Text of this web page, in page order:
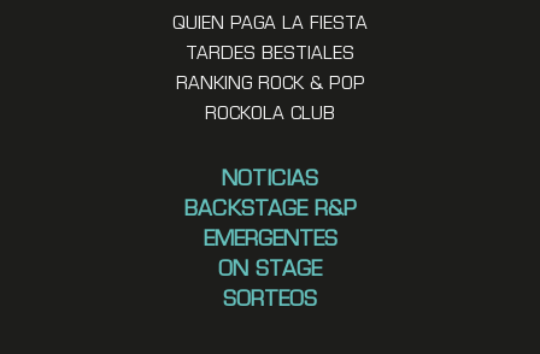
QUIEN PAGA LA FIESTA
TARDES BESTIALES
RANKING ROCK & POP
ROCKOLA CLUB
NOTICIAS
BACKSTAGE R&P
EMERGENTES
ON STAGE
SORTEOS